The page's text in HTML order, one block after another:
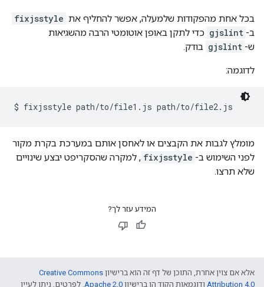
בכל אחת מהפקודות שלמעלה, אפשר להחליף את fixjsstyle
ב- gjslint כדי לתקן באופן אוטומטי הרבה מהשגיאות
ש- gjslint בודק.
לדוגמה:
מומלץ לגבות את הקבצים או לאחסן אותם במערכת בקרת מקור
לפני השימוש ב- fixjsstyle , למקרה שהסקריפט יבצע שינויים
שלא תרצו.
המידע עזר לך?
אלא אם צוין אחרת, התוכן של דף זה הוא ברישיון Creative Commons
Attribution 4.0 ודוגמאות הקוד הן ברישיון Apache 2.0. לפרטים, ניתן לעיין